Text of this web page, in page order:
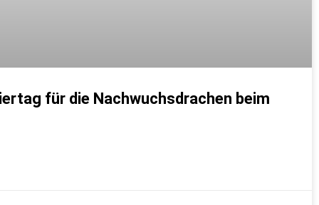
für die Nachwuchsdrachen beim